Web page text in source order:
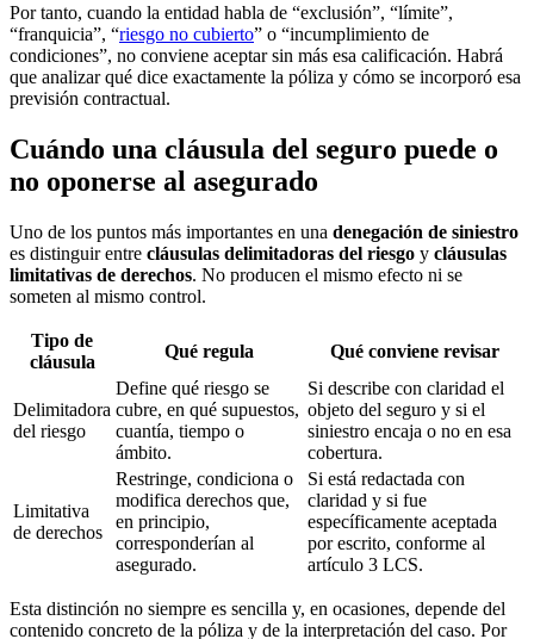
Por tanto, cuando la entidad habla de “exclusión”, “límite”,
“franquicia”, “riesgo no cubierto” o “incumplimiento de
condiciones”, no conviene aceptar sin más esa calificación. Habrá
que analizar qué dice exactamente la póliza y cómo se incorporó esa
previsión contractual.
Cuándo una cláusula del seguro puede o
no oponerse al asegurado
Uno de los puntos más importantes en una denegación de siniestro
es distinguir entre cláusulas delimitadoras del riesgo y cláusulas
limitativas de derechos. No producen el mismo efecto ni se
someten al mismo control.
Tipo de
cláusula
Qué regula Qué conviene revisar
Delimitadora
del riesgo
Define qué riesgo se
cubre, en qué supuestos,
cuantía, tiempo o
ámbito.
Si describe con claridad el
objeto del seguro y si el
siniestro encaja o no en esa
cobertura.
Limitativa
de derechos
Restringe, condiciona o
modifica derechos que,
en principio,
corresponderían al
asegurado.
Si está redactada con
claridad y si fue
específicamente aceptada
por escrito, conforme al
artículo 3 LCS.
Esta distinción no siempre es sencilla y, en ocasiones, depende del
contenido concreto de la póliza y de la interpretación del caso. Por